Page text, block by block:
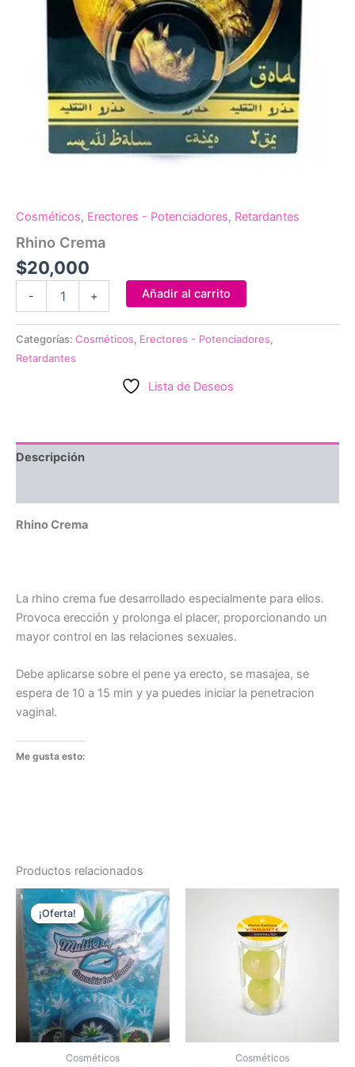
Cosméticos, Erectores - Potenciadores, Retardantes
Rhino Crema
$20,000
- + Añadir al carrito
Categorías: Cosméticos, Erectores - Potenciadores,
Retardantes
Lista de Deseos
Descripción
Rhino Crema
La rhino crema fue desarrollado especialmente para ellos.
Provoca erección y prolonga el placer, proporcionando un
mayor control en las relaciones sexuales.
Debe aplicarse sobre el pene ya erecto, se masajea, se
espera de 10 a 15 min y ya puedes iniciar la penetracion
vaginal.
Me gusta esto:
Productos relacionados
¡Oferta!
¡Oferta!
Cosméticos Cosméticos